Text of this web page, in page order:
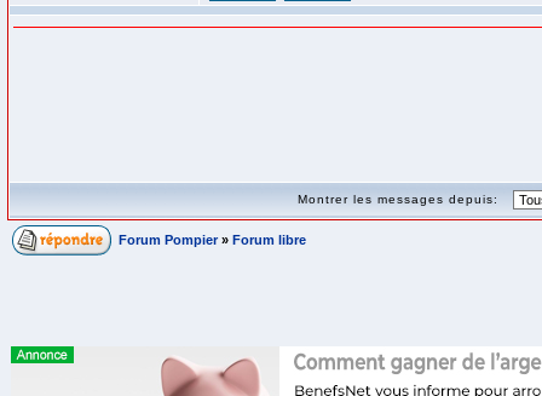
Montrer les messages depuis:
Forum Pompier » Forum libre